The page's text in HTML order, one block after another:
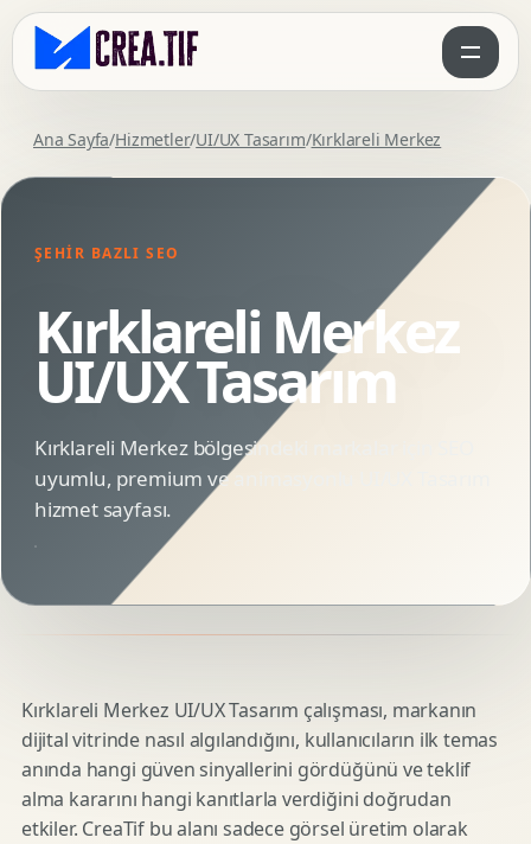
Ana Sayfa/Hizmetler/UI/UX Tasarım/Kırklareli Merkez
ŞEHIR BAZLI SEO
Kırklareli Merkez
UI/UX Tasarım
Kırklareli Merkez bölgesindeki markalar için SEO
uyumlu, premium ve animasyonlu UI/UX Tasarım
hizmet sayfası.
Kırklareli Merkez UI/UX Tasarım çalışması, markanın
dijital vitrinde nasıl algılandığını, kullanıcıların ilk temas
anında hangi güven sinyallerini gördüğünü ve teklif
alma kararını hangi kanıtlarla verdiğini doğrudan
etkiler. CreaTif bu alanı sadece görsel üretim olarak